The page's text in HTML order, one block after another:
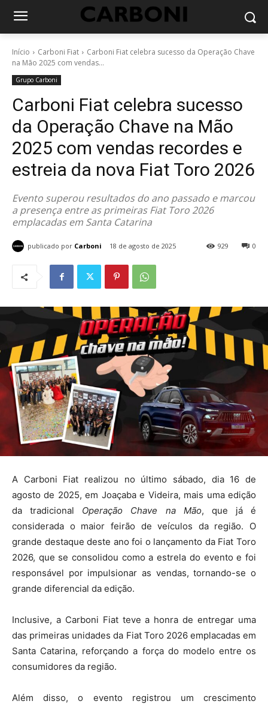
Início Carboni Fiat
Carboni Fiat celebra sucesso da Operação Chave
na Mão 2025 com vendas...
Grupo Carboni
Carboni Fiat celebra sucesso
da Operação Chave na Mão
2025 com vendas recordes e
estreia da nova Fiat Toro 2026
Evento superou resultados do ano passado e marcou
a presença entre as primeiras Fiat Toro 2026
emplacadas em Santa Catarina
publicado por Carboni 18 de agosto de 2025 0
929
A Carboni Fiat realizou no último sábado, dia 16 de
agosto de 2025, em Joaçaba e Videira, mais uma edição
da tradicional Operação Chave na Mão, que já é
considerada o maior feirão de veículos da região. O
grande destaque deste ano foi o lançamento da Fiat Toro
2026, que se consolidou como a estrela do evento e foi
responsável por impulsionar as vendas, tornando-se o
grande diferencial da edição.
Inclusive, a Carboni Fiat teve a honra de entregar uma
das primeiras unidades da Fiat Toro 2026 emplacadas em
Santa Catarina, reforçando a força do modelo entre os
consumidores da região.
Além disso, o evento registrou um crescimento